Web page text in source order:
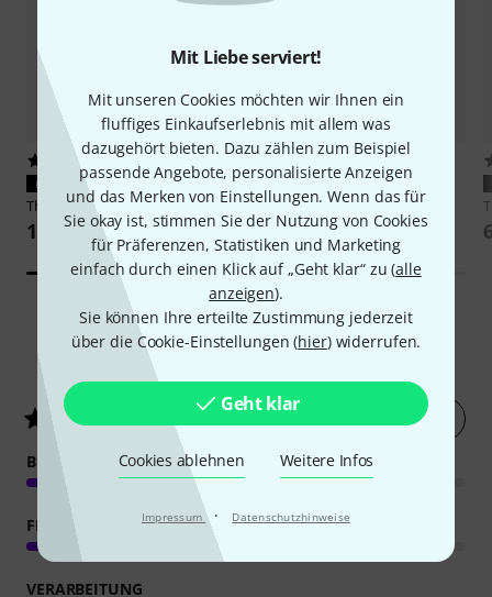
Mit Liebe serviert!
Mit unseren Cookies möchten wir Ihnen ein
fluffiges Einkaufserlebnis mit allem was
dazugehört bieten. Dazu zählen zum Beispiel
passende Angebote, personalisierte Anzeigen
und das Merken von Einstellungen. Wenn das für
Sie okay ist, stimmen Sie der Nutzung von Cookies
für Präferenzen, Statistiken und Marketing
einfach durch einen Klick auf „Geht klar“ zu (alle
anzeigen).
Sie können Ihre erteilte Zustimmung jederzeit
über die Cookie-Einstellungen (hier) widerrufen.
Geht klar
Cookies ablehnen Weitere Infos
Impressum · Datenschutzhinweise
122
PASST GARANTIERT
ThomannKeyboard Bag S
10 €
ThomannLR6 AA 4pc
2,30 €
Kundenbewertungen
Jetzt bewerten
BEDIENUNG
FEATURES
VERARBEITUNG